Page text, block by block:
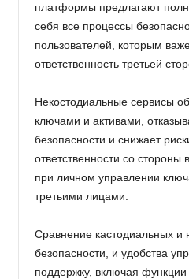
платформы предлагают
себя все процессы
пользователей, которым
ответственность третьей
Некостодиальные сервисы
ключами и активами,
безопасности и снижает
ответственности со стороны
при личном управлении
третьими лицами.
Сравнение кастодиальных и
безопасности, и удобства
поддержку, включая